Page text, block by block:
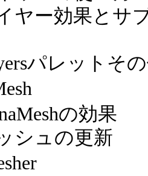
ヤー効果とサ
パレットそ
の効果
シュの更新